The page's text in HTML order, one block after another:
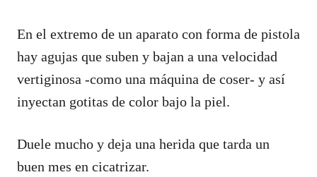
En el extremo de un aparato con forma de pistola
hay agujas que suben y bajan a una velocidad
vertiginosa -como una máquina de coser- y así
inyectan gotitas de color bajo la piel.
Duele mucho y deja una herida que tarda un
buen mes en cicatrizar.